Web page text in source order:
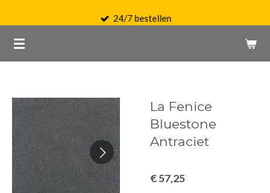
naar
de
24/7 bestellen
La Fenice
Bluestone
Antraciet
€ 57,25